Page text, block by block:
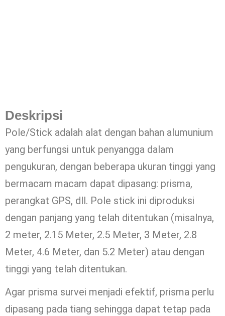
Deskripsi
Pole/Stick adalah alat dengan bahan alumunium
yang berfungsi untuk penyangga dalam
pengukuran, dengan beberapa ukuran tinggi yang
bermacam macam dapat dipasang: prisma,
perangkat GPS, dll. Pole stick ini diproduksi
dengan panjang yang telah ditentukan (misalnya,
2 meter, 2.15 Meter, 2.5 Meter, 3 Meter, 2.8
Meter, 4.6 Meter, dan 5.2 Meter) atau dengan
tinggi yang telah ditentukan.
Agar prisma survei menjadi efektif, prisma perlu
dipasang pada tiang sehingga dapat tetap pada